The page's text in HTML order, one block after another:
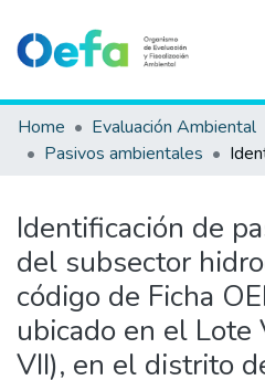
Communities & Collections
All of DSpace
Estad. Externas
Guias ▾
Home Evaluación Ambiental
Pasivos ambientales
Identificación de
del subsector
código de Ficha
ubicado en el Lote
VII), en el distrito